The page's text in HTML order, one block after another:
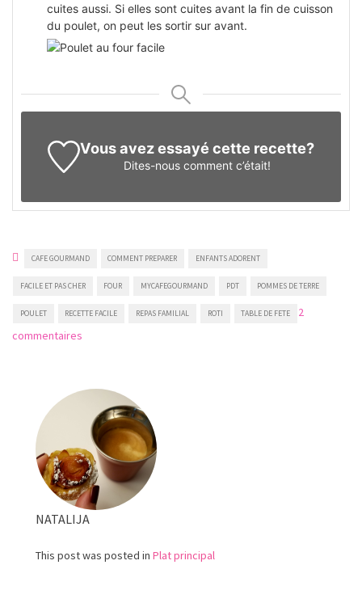
cuites aussi. Si elles sont cuites avant la fin de cuisson
du poulet, on peut les sortir sur avant.
Vous avez essayé cette recette?
Dites-nous comment c’était!
CAFE GOURMAND COMMENT PREPARER ENFANTS ADORENT
FACILE ET PAS CHER FOUR MYCAFEGOURMAND PDT POMMES DE TERRE
POULET RECETTE FACILE REPAS FAMILIAL ROTI TABLE DE FETE
2
commentaires
NATALIJA
This post was posted in Plat principal